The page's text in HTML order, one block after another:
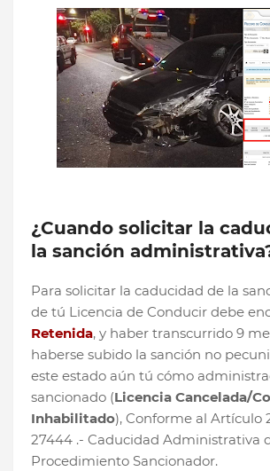
¿Cuando solicitar la
la sanción
Para solicitar la caducidad de la
de tú Licencia de Conducir debe
Retenida, y haber transcurrido 9
haberse subido la sanción no
este estado aún tú cómo
sancionado (Licencia Cancelada/
Inhabilitado), Conforme al Artículo
27444 .- Caducidad Administrativa
Procedimiento Sancionador.